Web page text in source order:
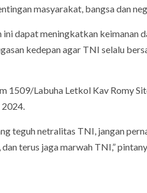
masyarakat, bangsa dan
dapat meningkatkan keimanan
kedepan agar TNI selalu
1509/Labuha Letkol Kav Romy
teguh netralitas TNI, jangan
terus jaga marwah TNI,”